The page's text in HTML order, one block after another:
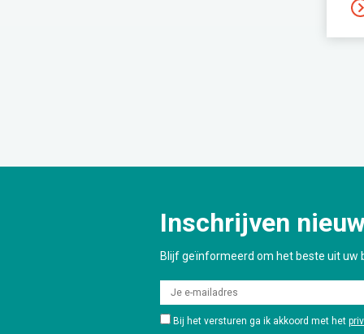
Inschrijven
Blijf geïnformeerd om het beste uit uw
Bij het versturen ga ik akkoord met het